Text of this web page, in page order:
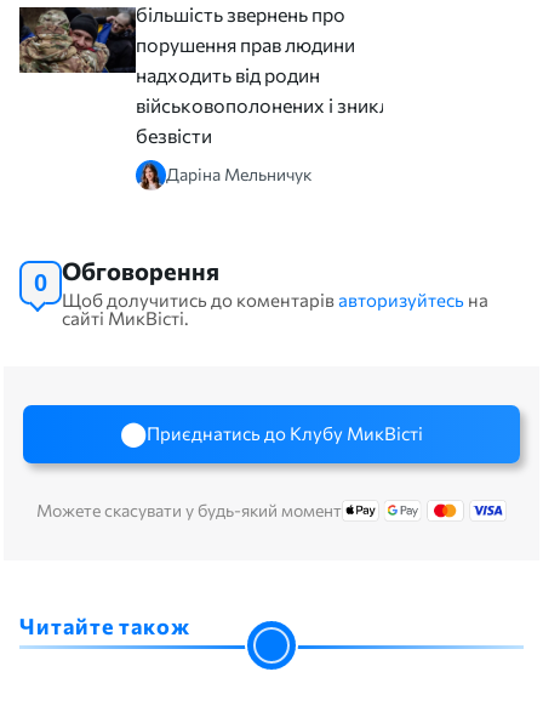
більшість звернень про
порушення прав людини
надходить від родин
військовополонених і зниклих
безвісти
Даріна Мельничук
0 Обговорення
Щоб долучитись до коментарівавторизуйтесь на
сайті МикВісті.
Приєднатись до Клубу МикВісті
Можете скасувати у будь-який момент
Читайте також